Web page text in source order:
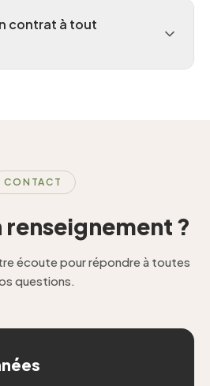
contrat à tout
CONTACT
renseignement ?
écoute pour répondre à toutes
questions.